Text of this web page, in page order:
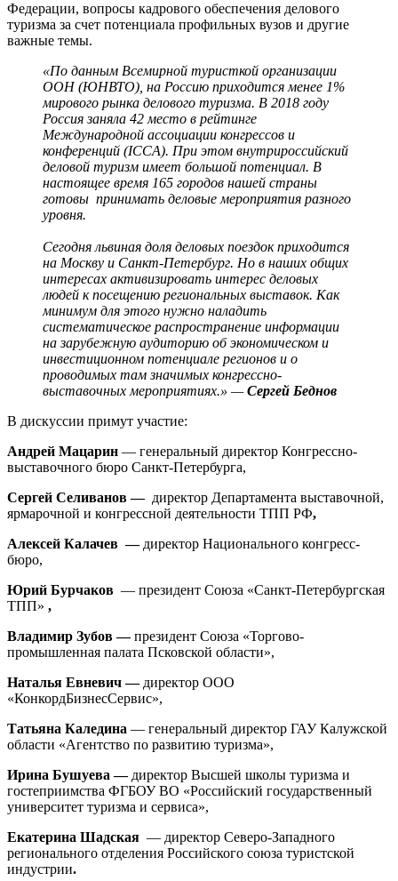
Федерации, вопросы кадрового обеспечения делового
туризма за счет потенциала профильных вузов и другие
важные темы.
«По данным Всемирной туристкой организации
ООН (ЮНВТО), на Россию приходится менее 1%
мирового рынка делового туризма. В 2018 году
Россия заняла 42 место в рейтинге
Международной ассоциации конгрессов и
конференций (ICCA). При этом внутрироссийский
деловой туризм имеет большой потенциал. В
настоящее время 165 городов нашей страны
готовы принимать деловые мероприятия разного
уровня.
Сегодня львиная доля деловых поездок приходится
на Москву и Санкт-Петербург. Но в наших общих
интересах активизировать интерес деловых
людей к посещению региональных выставок. Как
минимум для этого нужно наладить
систематическое распространение информации
на зарубежную аудиторию об экономическом и
инвестиционном потенциале регионов и о
проводимых там значимых конгрессно-
выставочных мероприятиях.» — Сергей Беднов
В дискуссии примут участие:
Андрей Мацарин — генеральный директор Конгрессно-
выставочного бюро Санкт-Петербурга,
Сергей Селиванов — директор Департамента выставочной,
ярмарочной и конгрессной деятельности ТПП РФ,
Алексей Калачев —директор Национального конгресс-
бюро,
Юрий Бурчаков — президент Союза «Санкт-Петербургская
ТПП» ,
Владимир Зубов —президент Союза «Торгово-
промышленная палата Псковской области»,
Наталья Евневич —директор ООО
«КонкордБизнесСервис»,
Татьяна Каледина — генеральный директор ГАУ Калужской
области «Агентство по развитию туризма»,
Ирина Бушуева —директор Высшей школы туризма и
гостеприимства ФГБОУ ВО «Российский государственный
университет туризма и сервиса»,
Екатерина Шадская — директор Северо-Западного
регионального отделения Российского союза туристской
индустрии.